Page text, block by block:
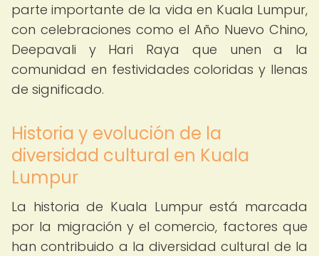
parte importante de la vida en Kuala Lumpur,
con celebraciones como el Año Nuevo Chino,
Deepavali y Hari Raya que unen a la
comunidad en festividades coloridas y llenas
de significado.
Historia y evolución de la
diversidad cultural en Kuala
Lumpur
La historia de Kuala Lumpur está marcada
por la migración y el comercio, factores que
han contribuido a la diversidad cultural de la